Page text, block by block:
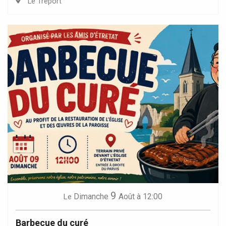
Le Dimanche 9 Août à 12:00
Barbecue du curé